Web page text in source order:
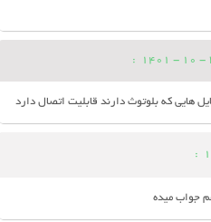
:
هایی که بلوتوث دارند قابلیت اتصال دارد
:
جواب میده